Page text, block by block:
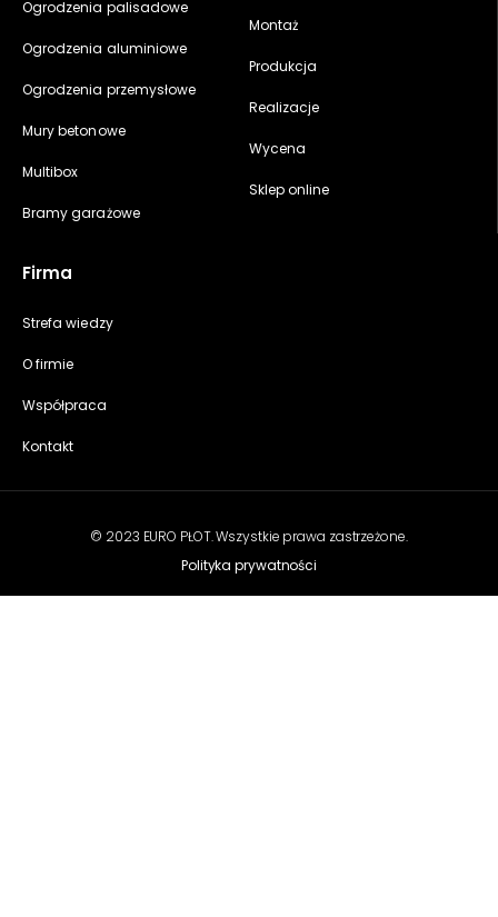
Ogrodzenia palisadowe
Ogrodzenia aluminiowe
Ogrodzenia przemysłowe
Mury betonowe
Multibox
Bramy garażowe
Montaż
Produkcja
Realizacje
Wycena
Sklep online
Firma
Strefa wiedzy
O firmie
Współpraca
Kontakt
© 2023 EURO PŁOT. Wszystkie prawa zastrzeżone.
Polityka prywatności